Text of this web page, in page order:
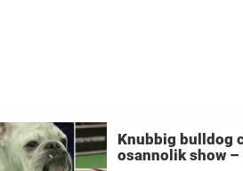
Knubbig bulldog
osannolik show